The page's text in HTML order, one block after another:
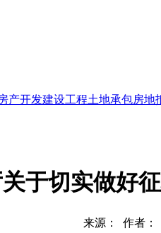
产开发建设工程土地承包房地
于切实做好
来源： 作者：